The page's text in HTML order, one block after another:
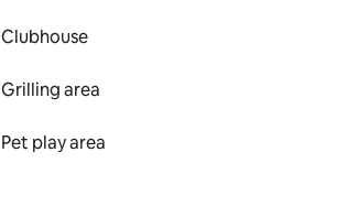
Clubhouse
Grilling area
Pet play area